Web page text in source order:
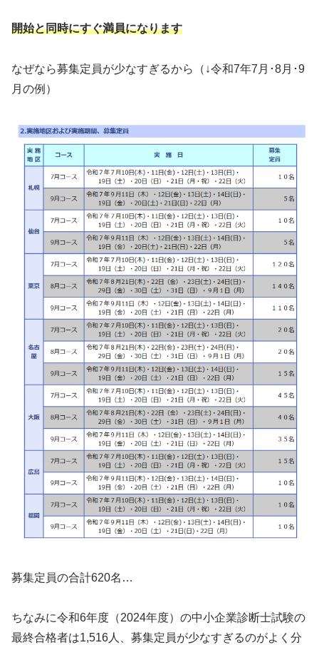
開始と同時にすぐ満員になります
なぜなら募集定員が少なすぎるから（↓令和7年7月･8月･9
月の例）
募集定員の合計620名…
ちなみに令和6年度（2024年度）の中小企業診断士試験の
最終合格者は1,516人、募集定員が少なすぎるのがよく分